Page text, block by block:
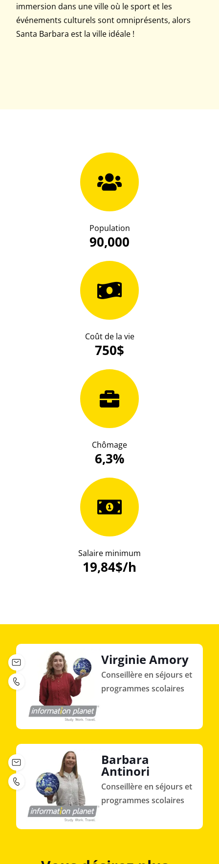
immersion dans une ville où le sport et les
événements culturels sont omniprésents, alors
Santa Barbara est la ville idéale !
90,000
Population
750$
Coût de la vie
6,3%
Chômage
19,84$/h
Salaire minimum
Virginie Amory
Conseillère en séjours et
programmes scolaires
Barbara
Antinori
Conseillère en séjours et
programmes scolaires